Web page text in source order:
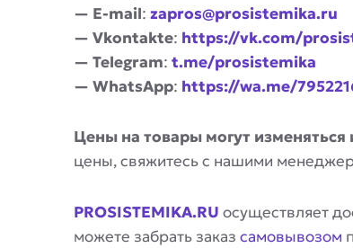
— E-mail: zapros@prosistemika.ru
— Vkontakte: https://vk.com/
— Telegram: t.me/prosistemika
— WhatsApp: https://wa.me/
Цены на товары могут
цены, свяжитесь с нашими
PROSISTEMIKA.RU осуществляет
можете забрать заказ самовывозом